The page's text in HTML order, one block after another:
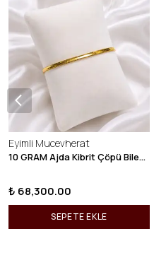
Eyimli Mucevherat
10 GRAM Ajda Kibrit Çöpü Bilezik 22 Ayar 22BLZ003
₺ 68,300.00
SEPETE EKLE